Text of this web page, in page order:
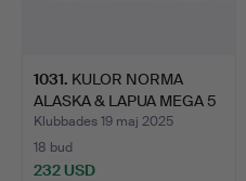
1031. KULOR NORMA
ALASKA & LAPUA MEGA 5
ASKAR .3…
Klubbades 19 maj 2025
18 bud
232 USD